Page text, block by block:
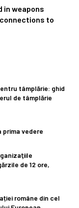
in weapons
to
tâmplărie: ghid
de tâmplărie
vedere
de 12 ore,
române din cel